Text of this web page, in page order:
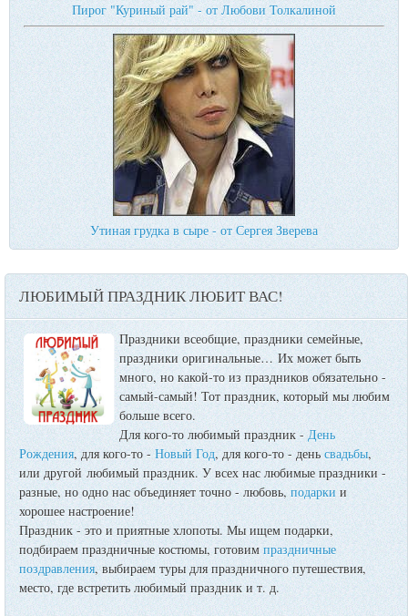
Пирог "Куриный рай" - от Любови Толкалиной
Утиная грудка в сыре - от Сергея Зверева
ЛЮБИМЫЙ ПРАЗДНИК ЛЮБИТ ВАС!
Праздники всеобщие, праздники семейные,
праздники оригинальные… Их может быть
много, но какой-то из праздников обязательно -
самый-самый! Тот праздник, который мы любим
больше всего.
Для кого-то любимый праздник - День
Рождения, для кого-то -Новый Год, для кого-то - деньсвадьбы,
или другой любимый праздник. У всех нас любимые праздники -
разные, но одно нас объединяет точно - любовь,подарки и
хорошее настроение!
Праздник - это и приятные хлопоты. Мы ищем подарки,
подбираем праздничные костюмы, готовимпраздничные
поздравления, выбираем туры для праздничного путешествия,
место, где встретить любимый праздник и т. д.